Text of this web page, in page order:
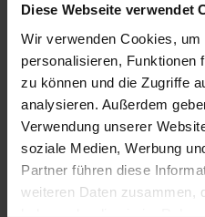
Diese Webseite verwendet
Wir verwenden Cookies,
personalisieren, Funktionen
zu können und die Zugriffe
analysieren. Außerdem
Verwendung unserer
soziale Medien, Werbung
Partner führen diese
weiteren Daten zusammen,
2025
250 €
300 €
Die aktuelle
können Sie jederzeit auf